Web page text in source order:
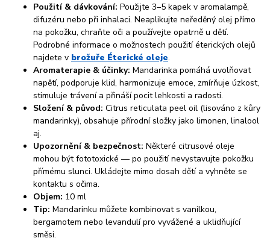
Použití & dávkování: Použijte 3–5 kapek v aromalampě,
difuzéru nebo při inhalaci. Neaplikujte neředěný olej přímo
na pokožku, chraňte oči a používejte opatrně u dětí.
Podrobné informace o možnostech použití éterických olejů
najdete v brožuře Éterické oleje.
Aromaterapie & účinky: Mandarinka pomáhá uvolňovat
napětí, podporuje klid, harmonizuje emoce, zmírňuje úzkost,
stimuluje trávení a přináší pocit lehkosti a radosti.
Složení & původ: Citrus reticulata peel oil (lisováno z kůry
mandarinky), obsahuje přírodní složky jako limonen, linalool
aj.
Upozornění & bezpečnost: Některé citrusové oleje
mohou být fototoxické — po použití nevystavujte pokožku
přímému slunci. Ukládejte mimo dosah dětí a vyhněte se
kontaktu s očima.
Objem: 10 ml
Tip: Mandarinku můžete kombinovat s vanilkou,
bergamotem nebo levandulí pro vyvážené a uklidňující
směsi.